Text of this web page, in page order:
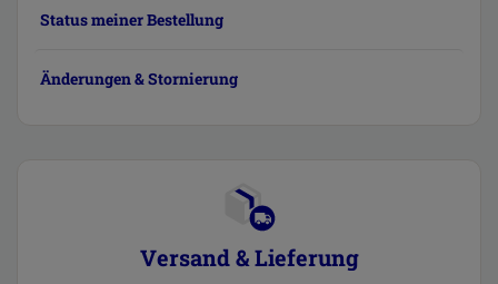
Status meiner Bestellung
Änderungen & Stornierung
Versand & Lieferung